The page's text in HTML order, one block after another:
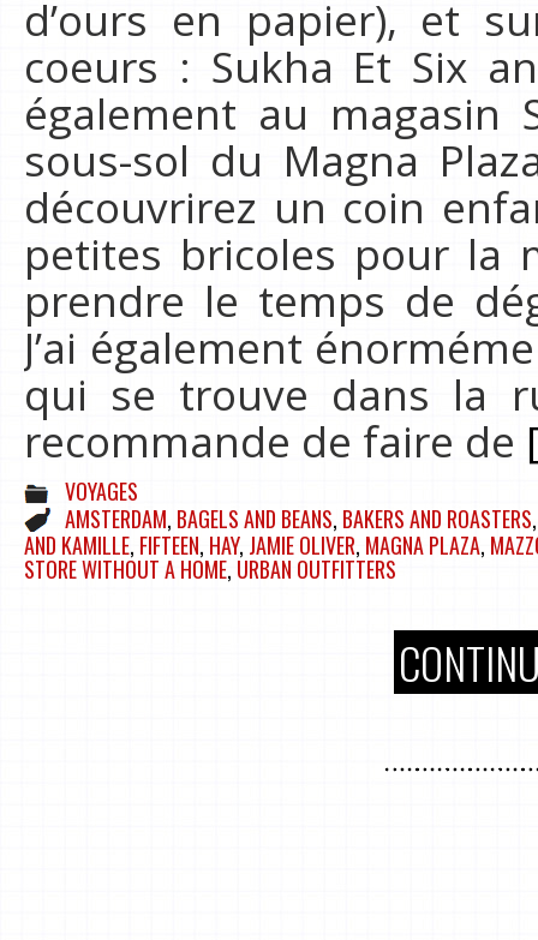
d’ours en papier), et
coeurs : Sukha Et Six
également au magasin
sous-sol du Magna
découvrirez un coin
petites bricoles pour la
prendre le temps de
J’ai également
qui se trouve dans la
recommande de faire de
VOYAGES
AMSTERDAM, BAGELS AND BEANS, BAKERS AND ROASTERS
AND KAMILLE, FIFTEEN, HAY, JAMIE OLIVER, MAGNA PLAZA,
STORE WITHOUT A HOME, URBAN OUTFITTERS